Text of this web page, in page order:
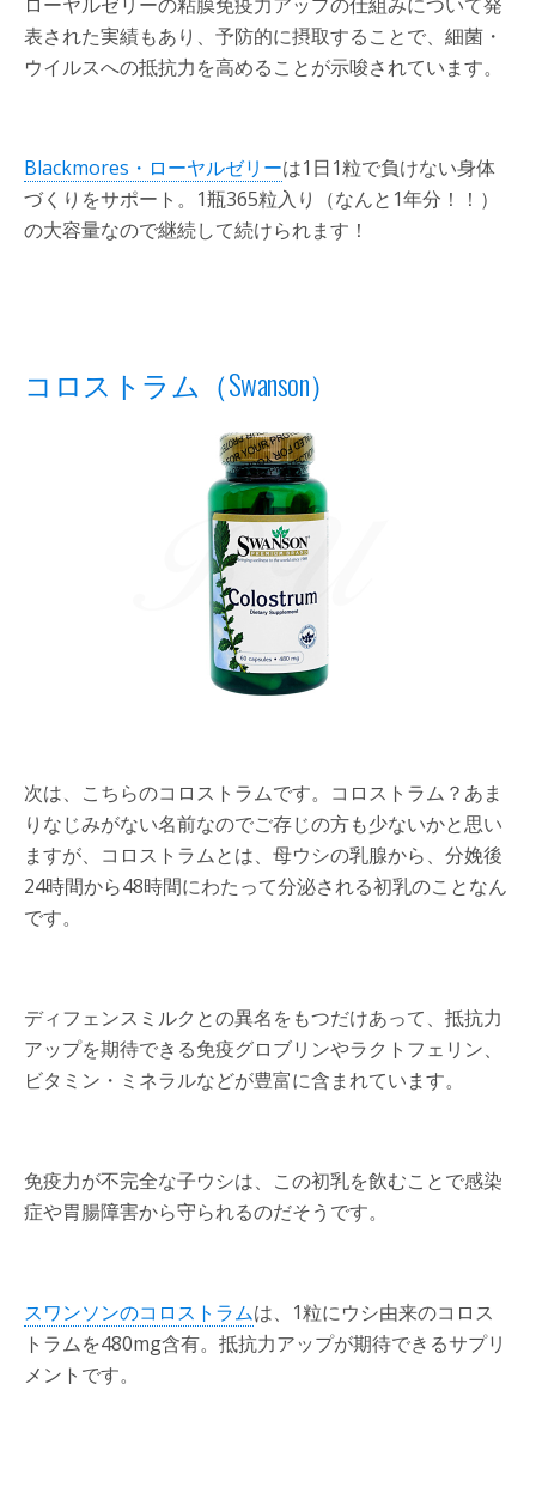
表された実績もあり、予防的に摂取することで、細菌・
ウイルスへの抵抗力を高めることが示唆されています。
Blackmores・ローヤルゼリーは1日1粒で負けない身体
づくりをサポート。1瓶365粒入り（なんと1年分！！）
の大容量なので継続して続けられます！
コロストラム（Swanson）
次は、こちらのコロストラムです。コロストラム？あま
りなじみがない名前なのでご存じの方も少ないかと思い
ますが、コロストラムとは、母ウシの乳腺から、分娩後
24時間から48時間にわたって分泌される初乳のことなん
です。
ディフェンスミルクとの異名をもつだけあって、抵抗力
アップを期待できる免疫グロブリンやラクトフェリン、
ビタミン・ミネラルなどが豊富に含まれています。
免疫力が不完全な子ウシは、この初乳を飲むことで感染
症や胃腸障害から守られるのだそうです。
スワンソンのコロストラムは、1粒にウシ由来のコロス
トラムを480mg含有。抵抗力アップが期待できるサプリ
メントです。